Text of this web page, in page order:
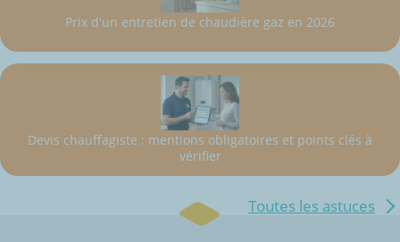
Prix d'un entretien de chaudière gaz en 2026
Devis chauffagiste : mentions obligatoires et points clés à
vérifier
Toutes les astuces